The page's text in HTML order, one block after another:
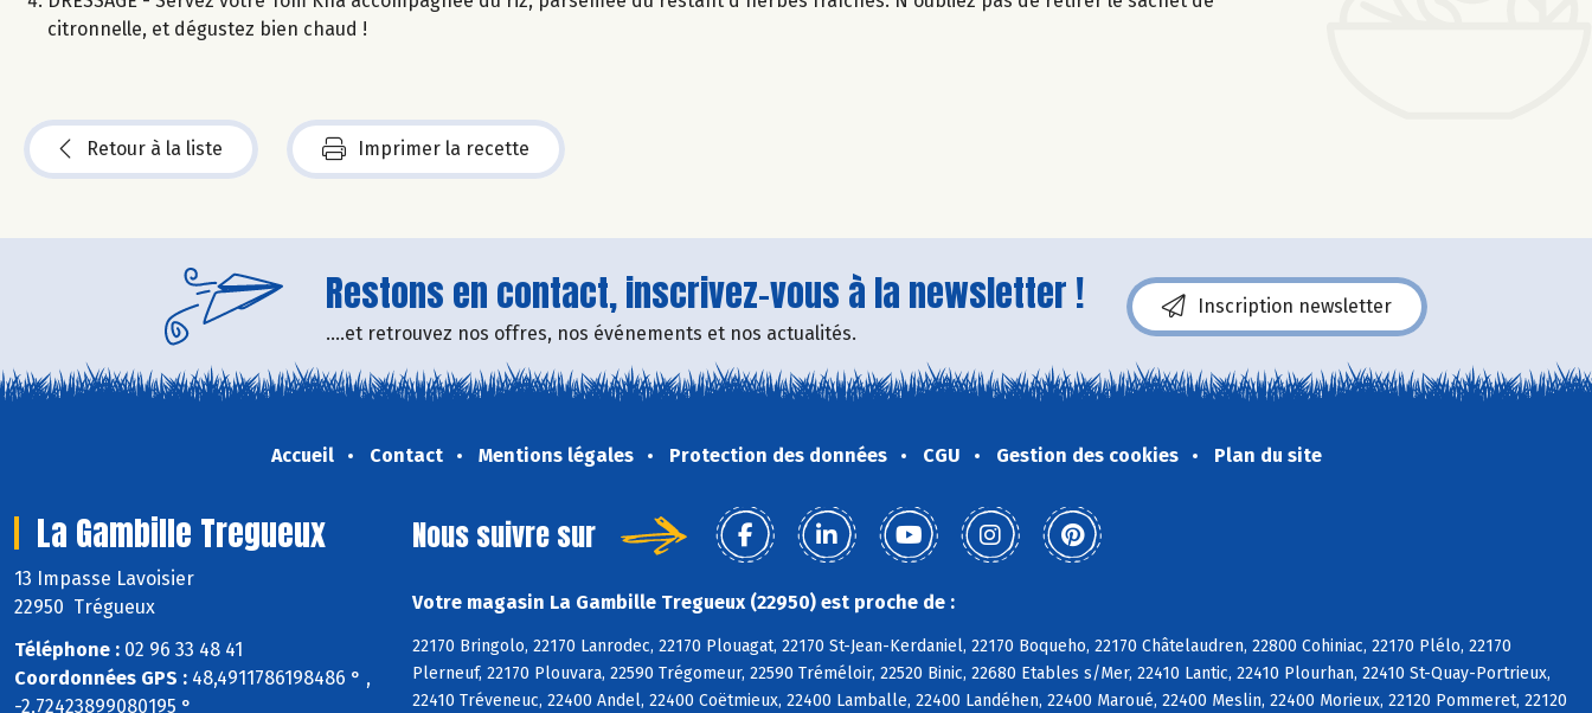
citronnelle, et dégustez bien chaud !
Retour à la liste Imprimer la recette
Restons en contact, inscrivez-vous à la newsletter !
....et retrouvez nos offres, nos événements et nos actualités.
Inscription newsletter
Accueil Contact Mentions légales Protection des données CGU Gestion des cookies Plan du site
La Gambille Tregueux
13 Impasse Lavoisier
22950 Trégueux
Téléphone : 02 96 33 48 41
Coordonnées GPS : 48,4911786198486 ° ,
-2,72423899080195 °
Nous suivre sur
Votre magasin La Gambille Tregueux (22950) est proche de :
22170 Bringolo, 22170 Lanrodec, 22170 Plouagat, 22170 St-Jean-Kerdaniel, 22170 Boqueho, 22170 Châtelaudren, 22800 Cohiniac, 22170 Plélo, 22170
Plerneuf, 22170 Plouvara, 22590 Trégomeur, 22590 Tréméloir, 22520 Binic, 22680 Etables s/Mer, 22410 Lantic, 22410 Plourhan, 22410 St-Quay-Portrieux,
22410 Tréveneuc, 22400 Andel, 22400 Coëtmieux, 22400 Lamballe, 22400 Landéhen, 22400 Maroué, 22400 Meslin, 22400 Morieux, 22120 Pommeret, 22120